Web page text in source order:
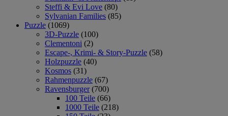
Steffi & Evi Love (80)
Sylvanian Families (85)
Puzzle (1069)
3D-Puzzle (100)
Clementoni (2)
Escape-, Krimi- & Story-Puzzle (58)
Holzpuzzle (40)
Kosmos (31)
Rahmenpuzzle (67)
Ravensburger (700)
100 Teile (66)
1000 Teile (218)